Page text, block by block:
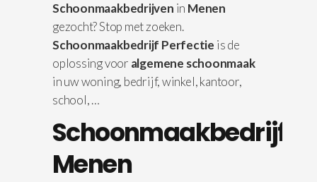
Schoonmaakbedrijven in Menen
gezocht? Stop met zoeken.
Schoonmaakbedrijf Perfectie is de
oplossing voor algemene schoonmaak
in uw woning, bedrijf, winkel, kantoor,
school, …
Schoonmaakbedrijf
Menen